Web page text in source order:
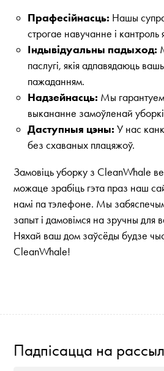
Прафесійнасць: Нашы
строгае навучанне і кантроль
Індывідуальны падыход:
паслугі, якія адпавядаюць
пажаданням.
Надзейнасць: Мы
выкананне замоўленай
Даступныя цэны: У нас
без схаваных плацяжоў.
Замовіць уборку з CleanWhale
можаце зрабіць гэта праз наш
намі па тэлефоне. Мы
запыт і дамовімся на зручны для
Няхай ваш дом заўсёды будзе
CleanWhale!
Падпісацца на